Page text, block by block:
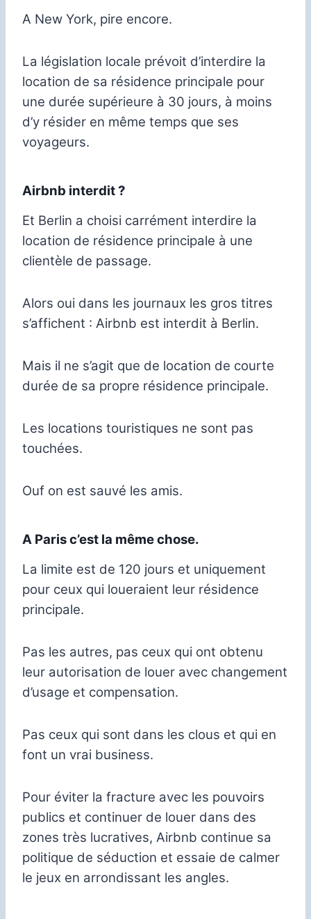
A New York, pire encore.
La législation locale prévoit d’interdire la
location de sa résidence principale pour
une durée supérieure à 30 jours, à moins
d’y résider en même temps que ses
voyageurs.
Airbnb interdit ?
Et Berlin a choisi carrément interdire la
location de résidence principale à une
clientèle de passage.
Alors oui dans les journaux les gros titres
s’affichent : Airbnb est interdit à Berlin.
Mais il ne s’agit que de location de courte
durée de sa propre résidence principale.
Les locations touristiques ne sont pas
touchées.
Ouf on est sauvé les amis.
A Paris c’est la même chose.
La limite est de 120 jours et uniquement
pour ceux qui loueraient leur résidence
principale.
Pas les autres, pas ceux qui ont obtenu
leur autorisation de louer avec changement
d’usage et compensation.
Pas ceux qui sont dans les clous et qui en
font un vrai business.
Pour éviter la fracture avec les pouvoirs
publics et continuer de louer dans des
zones très lucratives, Airbnb continue sa
politique de séduction et essaie de calmer
le jeux en arrondissant les angles.